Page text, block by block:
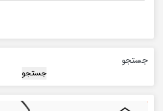
جستجو
جستجو